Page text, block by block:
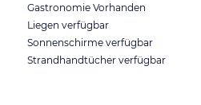
Gastronomie Vorhanden
Liegen verfügbar
Sonnenschirme verfügbar
Strandhandtücher verfügbar